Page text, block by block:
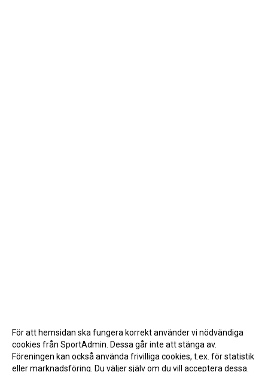
För att hemsidan ska fungera korrekt använder vi nödvändiga
cookies från SportAdmin. Dessa går inte att stänga av.
Föreningen kan också använda frivilliga cookies, t.ex. för statistik
eller marknadsföring. Du väljer själv om du vill acceptera dessa.